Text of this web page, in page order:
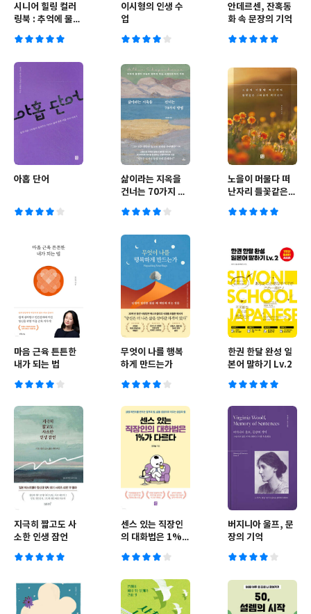
시니어 힐링 컬러
링북 : 추억에 물들
이시형의 인생 수
업
안데르센, 잔혹동
화 속 문장의 기억
아홉 단어
삶이라는 지옥을
건너는 70가지 방
노을이 머물다 떠
난자리 들꽃같은
마음 근육 튼튼한
내가 되는 법
무엇이 나를 행복
하게 만드는가
한권 한달 완성 일
본어 말하기 Lv.2
지극히 짧고도 사
소한 인생 잠언
센스 있는 직장인
의 대화법은 1%가
버지니아 울프, 문
장의 기억